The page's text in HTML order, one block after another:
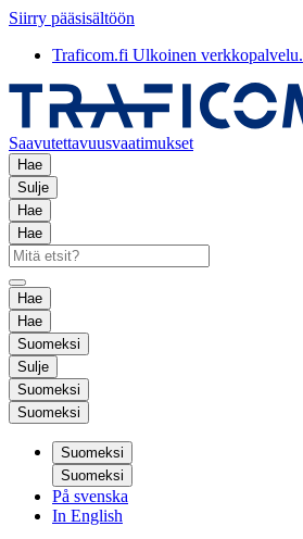
Siirry pääsisältöön
Traficom.fi Ulkoinen verkkopalvelu.
Saavutettavuusvaatimukset
Hae
Sulje
Hae
Hae
Hae
Hae
Suomeksi
Sulje
Suomeksi
Suomeksi
Suomeksi
Suomeksi
På svenska
In English